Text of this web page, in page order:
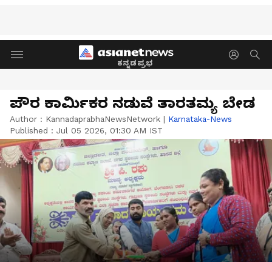
ಕನ್ನಡಪ್ರಭ
ಪೌರ ಕಾರ್ಮಿಕರ ನಡುವೆ ತಾರತಮ್ಯ ಬೇಡ
Author : KannadaprabhaNewsNetwork | Karnataka-News
Published : Jul 05 2026, 01:30 AM IST